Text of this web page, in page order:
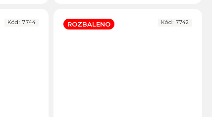
Kód:7744 ROZBALENO Kód: 7742